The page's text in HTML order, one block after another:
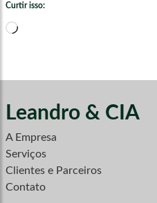
Curtir isso:
Carregando...
Leandro & CIA
A Empresa
Serviços
Clientes e Parceiros
Contato